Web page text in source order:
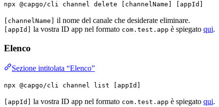
npx @capgo/cli channel delete [channelName] [appId]
[channelName] il nome del canale che desiderate eliminare.
[appId] la vostra ID app nel formato com.test.app è spiegato qui.
Elenco
Sezione intitolata “Elenco”
npx @capgo/cli channel list [appId]
[appId] la vostra ID app nel formato com.test.app è spiegato qui.